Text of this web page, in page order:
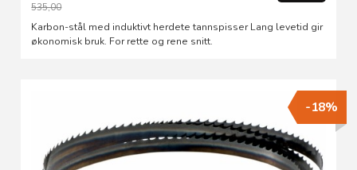
535,00
Rabatt
Karbon-stål med induktivt herdete tannspisser Lang levetid gir
økonomisk bruk. For rette og rene snitt.
-18%